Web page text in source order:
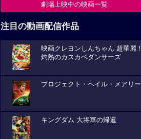
劇場上映中の映画一覧
注目の動画配信作品
映画クレヨンしんちゃん 超華麗！
灼熱のカスカベダンサーズ
プロジェクト・ヘイル・メアリー
キングダム 大将軍の帰還